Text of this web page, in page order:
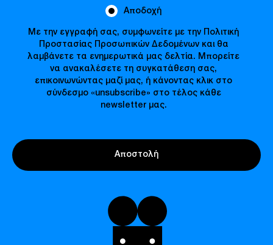
Αποδοχή
Με την εγγραφή σας, συμφωνείτε με την Πολιτική
Προστασίας Προσωπικών Δεδομένων και θα
λαμβάνετε τα ενημερωτικά μας δελτία. Μπορείτε
να ανακαλέσετε τη συγκατάθεση σας,
επικοινωνώντας μαζί μας, ή κάνοντας κλικ στο
σύνδεσμο «unsubscribe» στο τέλος κάθε
newsletter μας.